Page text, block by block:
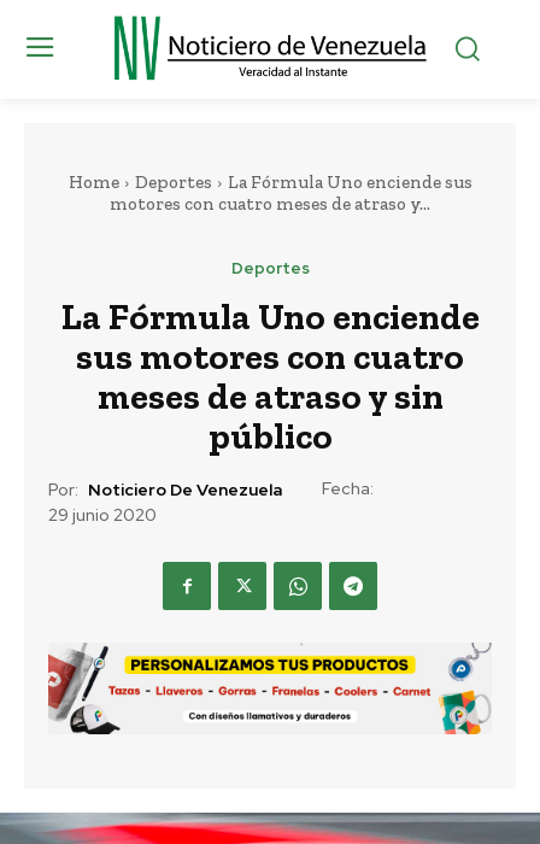
Home Deportes
La Fórmula Uno enciende sus
motores con cuatro meses de atraso y...
Deportes
La Fórmula Uno enciende
sus motores con cuatro
meses de atraso y sin
público
Por: Noticiero De Venezuela
Fecha:
29 junio 2020